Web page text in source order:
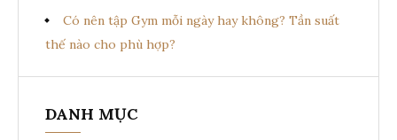
Có nên tập Gym mỗi ngày hay không? Tần suất
thế nào cho phù hợp?
DANH MỤC